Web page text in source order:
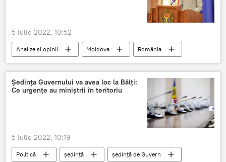
5 Iulie 2022, 10:52
Analize și opinii Moldova
România
Maia Sandu
Ședința Guvernului va avea loc la Bălți:
Ce urgențe au miniștrii în teritoriu
5 Iulie 2022, 10:19
Politică ședință
ședință de Guvern